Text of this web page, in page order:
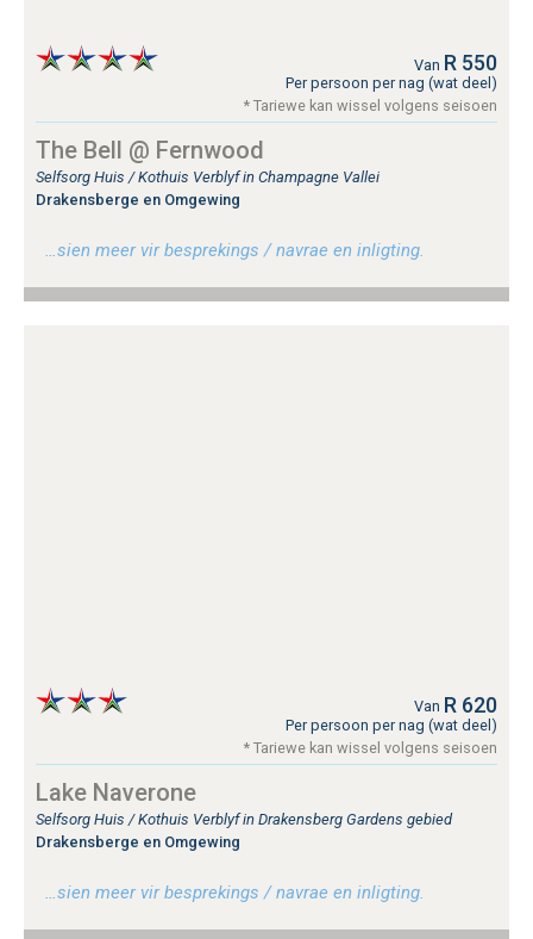
Van R 550
Per persoon per nag (wat deel)
* Tariewe kan wissel volgens seisoen
The Bell @ Fernwood
Selfsorg Huis / Kothuis Verblyf in Champagne Vallei
Drakensberge en Omgewing
…sien meer vir besprekings / navrae en inligting.
Van R 620
Per persoon per nag (wat deel)
* Tariewe kan wissel volgens seisoen
Lake Naverone
Selfsorg Huis / Kothuis Verblyf in Drakensberg Gardens gebied
Drakensberge en Omgewing
…sien meer vir besprekings / navrae en inligting.